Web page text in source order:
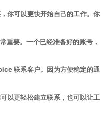
你可以更快开始自己的工作。你
重要。一个已经准备好的账号，
联系客户。因为方便稳定的通
以更轻松建立联系，也可以让工